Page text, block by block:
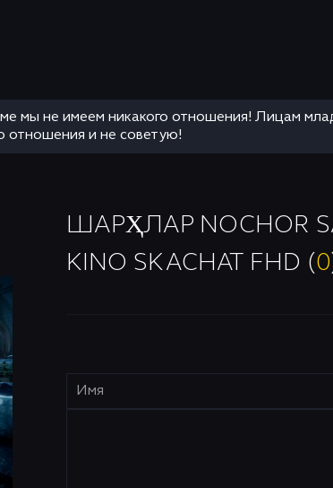
мы не имеем никакого отношения! Лицам
отношения и не советую!
ШАРҲЛАР NOCHOR
KINO SKACHAT FHD (0